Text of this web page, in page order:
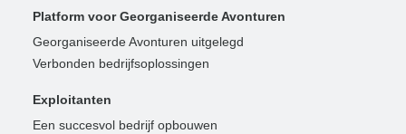
Platform voor Georganiseerde Avonturen
Georganiseerde Avonturen uitgelegd
Verbonden bedrijfsoplossingen
Exploitanten
Een succesvol bedrijf opbouwen